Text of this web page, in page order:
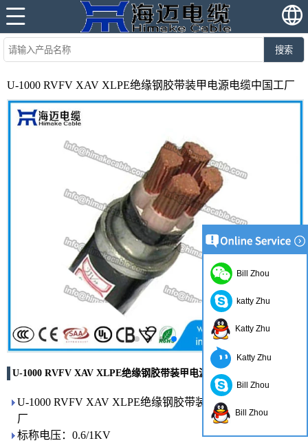
搜索
U-1000 RVFV XAV XLPE绝缘钢胶带装甲电源电缆中国工厂
U-1000 RVFV XAV XLPE绝缘钢胶带装甲电源电缆中国工厂
U-1000 RVFV XAV XLPE绝缘钢胶带装甲电源电缆中国工
厂
标称电压：0.6/1KV
Bill Zhou
katty Zhu
Katty Zhu
Katty Zhu
Bill Zhou
Bill Zhou